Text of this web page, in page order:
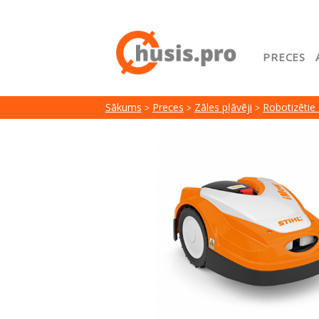
PRECES
Google
Serviss
Sākums Preces Zāles pļāvēji Robotizētie